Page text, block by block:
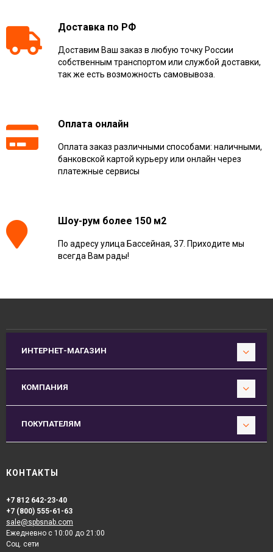
Доставка по РФ
Доставим Ваш заказ в любую точку России
собственным транспортом или службой доставки,
так же есть возможность самовывоза.
Оплата онлайн
Оплата заказ различными способами: наличными,
банковской картой курьеру или онлайн через
платежные сервисы
Шоу-рум более 150 м2
По адресу улица Бассейная, 37. Приходите мы
всегда Вам рады!
ИНТЕРНЕТ-МАГАЗИН
КОМПАНИЯ
ПОКУПАТЕЛЯМ
КОНТАКТЫ
+7 812 642-23-40
+7 (800) 555-61-63
sale@spbsnab.com
Ежедневно с 10:00 до 21:00
Соц. сети